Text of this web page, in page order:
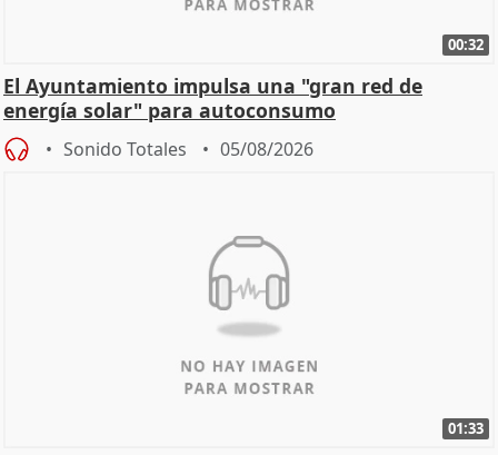
00:32
El Ayuntamiento impulsa una "gran red de
energía solar" para autoconsumo
Sonido Totales 05/08/2026
01:33